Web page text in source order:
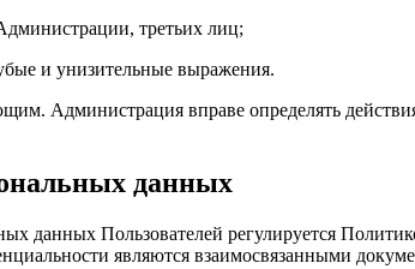
третьих лиц;
и унизительные выражения.
Администрация вправе определять
данных
данных Пользователей регулируется
являются взаимосвязанными